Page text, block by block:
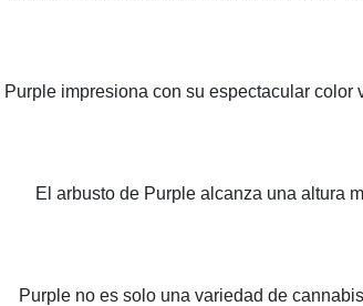
Purple impresiona con su espectacular
El arbusto de Purple alcanza una altura
Purple no es solo una variedad de